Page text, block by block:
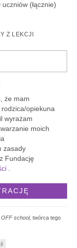
(łącznie)
Z LEKCJI
że mam
opiekuna
wyrażam
moich
zasady
Fundację
school, twórca tego